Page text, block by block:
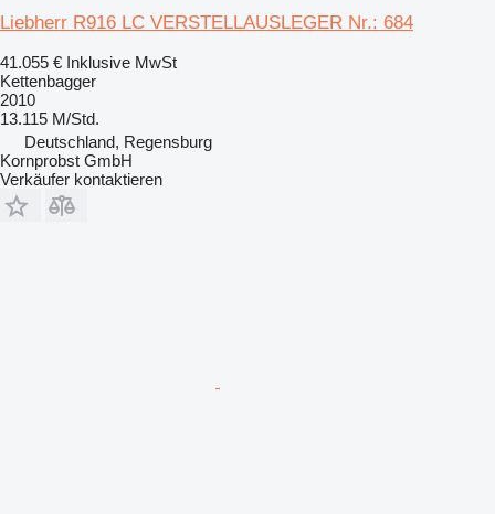
Liebherr R916 LC VERSTELLAUSLEGER Nr.: 684
41.055 € Inklusive MwSt
Kettenbagger
2010
13.115 M/Std.
Deutschland, Regensburg
Kornprobst GmbH
Verkäufer kontaktieren